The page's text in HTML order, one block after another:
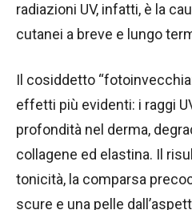
radiazioni UV, infatti, è la
cutanei a breve e lungo
Il cosiddetto
effetti più evidenti: i raggi
profondità nel derma,
collagene ed elastina. Il
tonicità, la comparsa
scure e una pelle